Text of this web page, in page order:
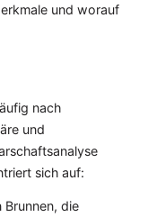
und worauf
nach
und
sich auf:
Brunnen, die